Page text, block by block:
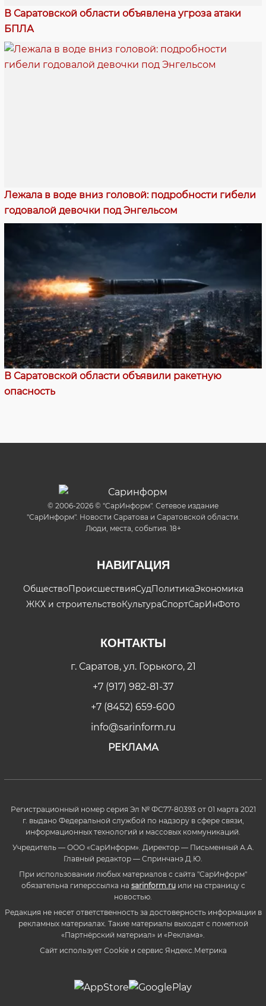
В Саратовской области объявлена угроза атаки
БПЛА
Лежала в воде вниз головой: подробности гибели
годовалой девочки под Энгельсом
В Саратовской области объявили ракетную
опасность
© 2006-2026 © "СарИнформ". Сетевое издание
"СарИнформ". Новости Саратова и Саратовской области.
Люди, места, события. 18+
НАВИГАЦИЯ
ОбществоПроисшествияСудПолитикаЭкономика
ЖКХ и строительствоКультураСпортСарИнФото
КОНТАКТЫ
г. Саратов, ул. Горького, 21
+7 (917) 982-81-37
+7 (8452) 659-600
info@sarinform.ru
РЕКЛАМА
Регистрационный номер серия Эл № ФС77-80393 от 01 марта 2021
г. выдано Федеральной службой по надзору в сфере связи,
информационных технологий и массовых коммуникаций.
Учредитель — ООО «СарИнформ». Директор — Письменный А.А.
Главный редактор — Спринчанэ Д.Ю.
При использовании любых материалов с сайта "СарИнформ"
обязательна гиперссылка на sarinform.ruили на страницу с
новостью.
Редакция не несет ответственность за достоверность информации в
рекламных материалах. Такие материалы выходят с пометкой
«Партнёрский материал» и «Реклама».
Сайт использует Cookie и сервиc Яндекс.Метрика